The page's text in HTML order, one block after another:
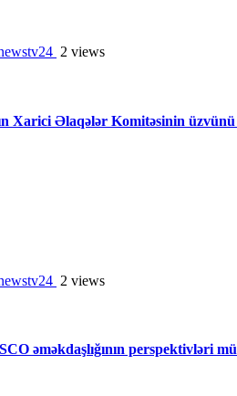
2 views
Xarici Əlaqələr Komitəsinin
2 views
əməkdaşlığının perspektivləri